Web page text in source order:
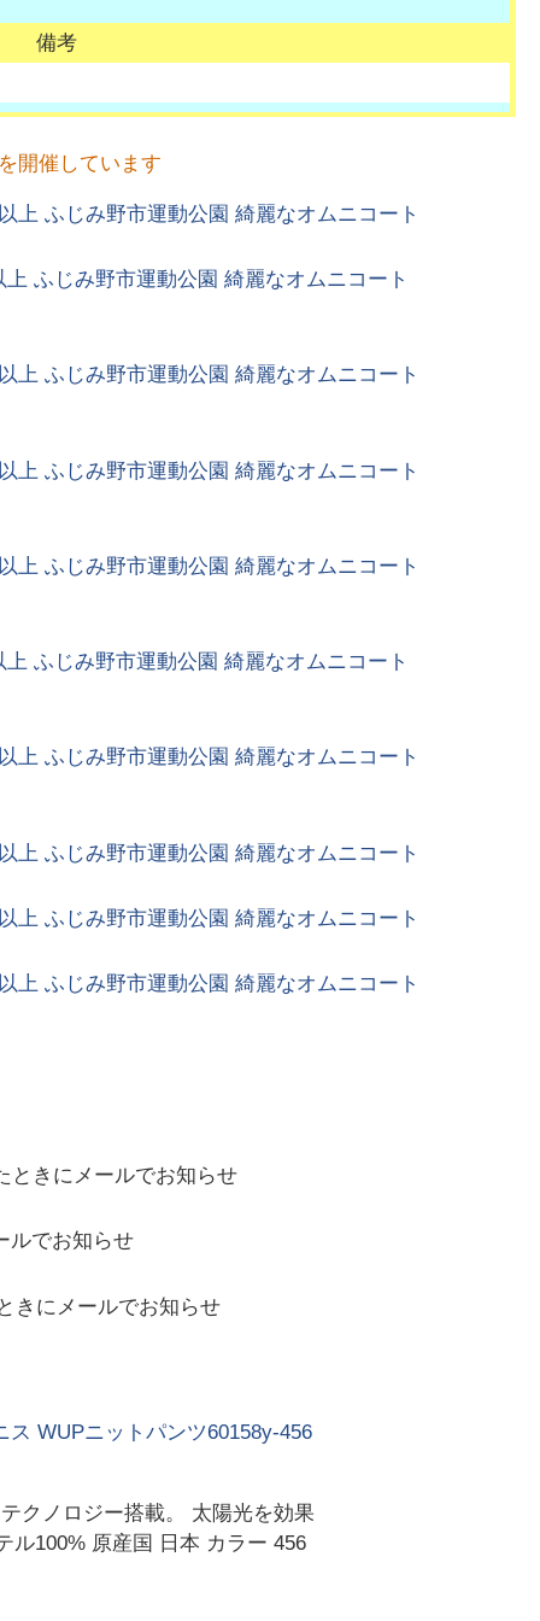
備考
開催しています
上 ふじみ野市運動公園 綺麗なオムニコート
ふじみ野市運動公園 綺麗なオムニコート
上 ふじみ野市運動公園 綺麗なオムニコート
上 ふじみ野市運動公園 綺麗なオムニコート
上 ふじみ野市運動公園 綺麗なオムニコート
ふじみ野市運動公園 綺麗なオムニコート
上 ふじみ野市運動公園 綺麗なオムニコート
上 ふじみ野市運動公園 綺麗なオムニコート
上 ふじみ野市運動公園 綺麗なオムニコート
上 ふじみ野市運動公園 綺麗なオムニコート
ときにメールでお知らせ
ルでお知らせ
きにメールでお知らせ
WUPニットパンツ60158y-456
クノロジー搭載。 太陽光を効果
ル100% 原産国 日本 カラー 456